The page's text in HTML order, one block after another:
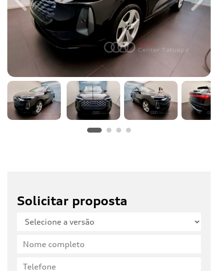
Previous Next
Solicitar proposta